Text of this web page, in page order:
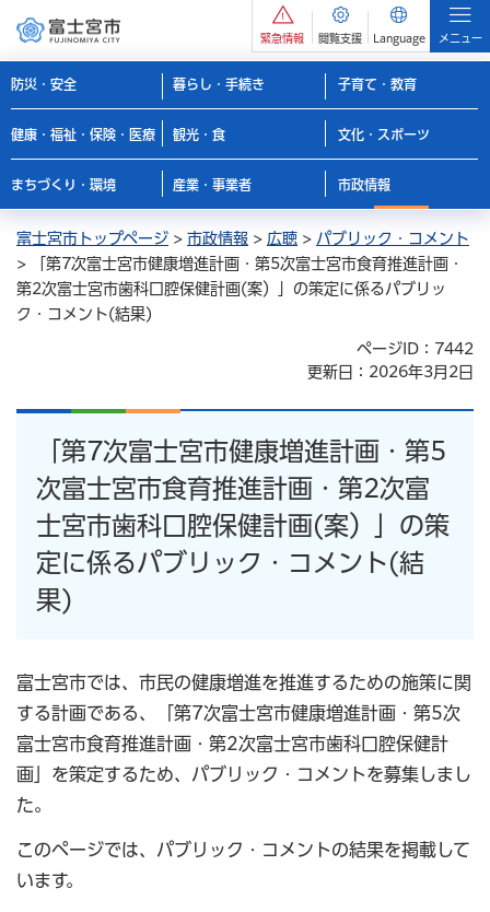
緊急情報 閲覧支援 Language メニュー
防災・安全 暮らし・手続き 子育て・教育
健康・福祉・保険・医療 観光・食 文化・スポーツ
まちづくり・環境 産業・事業者 市政情報
富士宮市トップページ > 市政情報 > 広聴 > パブリック・コメント
> 「第7次富士宮市健康増進計画・第5次富士宮市食育推進計画・
第2次富士宮市歯科口腔保健計画(案）」の策定に係るパブリッ
ク・コメント(結果)
ページID：7442
更新日：2026年3月2日
「第7次富士宮市健康増進計画・第5
次富士宮市食育推進計画・第2次富
士宮市歯科口腔保健計画(案）」の策
定に係るパブリック・コメント(結
果)
富士宮市では、市民の健康増進を推進するための施策に関
する計画である、「第7次富士宮市健康増進計画・第5次
富士宮市食育推進計画・第2次富士宮市歯科口腔保健計
画」を策定するため、パブリック・コメントを募集しまし
た。
このページでは、パブリック・コメントの結果を掲載して
います。